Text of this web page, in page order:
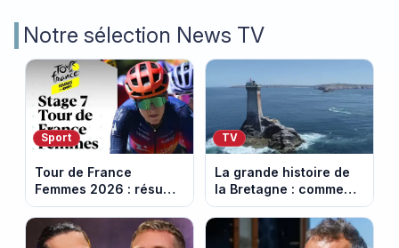
Notre sélection News TV
Sport
Tour de France
Femmes 2026 : résumé
vidéo de la 7e étape
avec l'ascension du
Mont Ventoux
TV
La grande histoire de
la Bretagne : comment
les Bretons ont
défendu leur culture
au fil des décennies